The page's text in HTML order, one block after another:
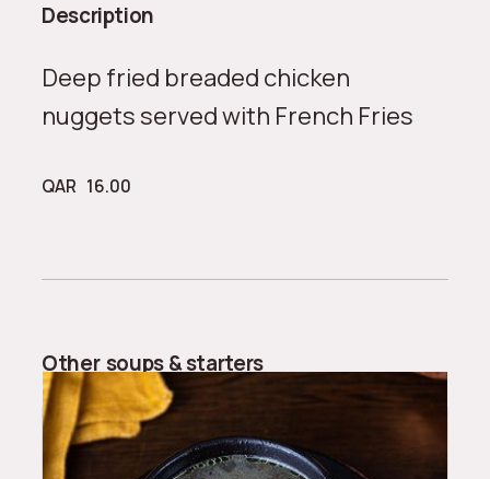
Description
Deep fried breaded chicken
nuggets served with French Fries
QAR 16.00
Other soups & starters